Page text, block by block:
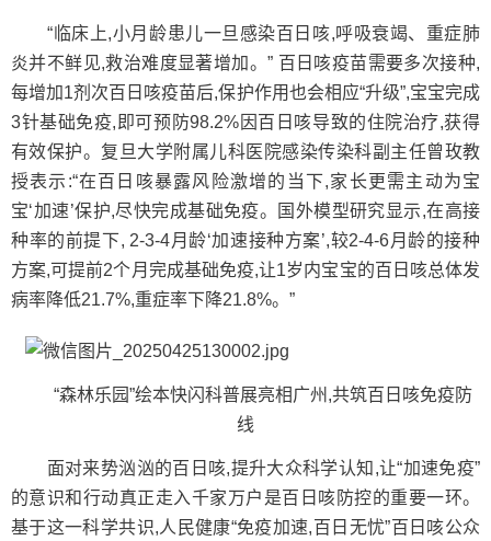
“临床上,小月龄患儿一旦感染百日咳,呼吸衰竭、重症肺
炎并不鲜见,救治难度显著增加。” 百日咳疫苗需要多次接种,
每增加1剂次百日咳疫苗后,保护作用也会相应“升级”,宝宝完成
3针基础免疫,即可预防98.2%因百日咳导致的住院治疗,获得
有效保护。复旦大学附属儿科医院感染传染科副主任曾玫教
授表示:“在百日咳暴露风险激增的当下,家长更需主动为宝
宝‘加速’保护,尽快完成基础免疫。国外模型研究显示,在高接
种率的前提下, 2-3-4月龄‘加速接种方案’,较2-4-6月龄的接种
方案,可提前2个月完成基础免疫,让1岁内宝宝的百日咳总体发
病率降低21.7%,重症率下降21.8%。”
“森林乐园”绘本快闪科普展亮相广州,共筑百日咳免疫防
线
面对来势汹汹的百日咳,提升大众科学认知,让“加速免疫”
的意识和行动真正走入千家万户是百日咳防控的重要一环。
基于这一科学共识,人民健康“免疫加速,百日无忧”百日咳公众